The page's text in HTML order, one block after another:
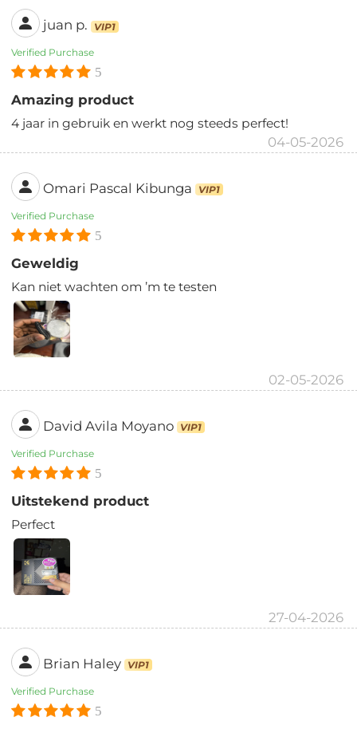
juan p. VIP1
Verified Purchase
5
Amazing product
4 jaar in gebruik en werkt nog steeds perfect!
04-05-2026
Omari Pascal Kibunga VIP1
Verified Purchase
5
Geweldig
Kan niet wachten om ’m te testen
02-05-2026
David Avila Moyano VIP1
Verified Purchase
5
Uitstekend product
Perfect
27-04-2026
Brian Haley VIP1
Verified Purchase
5